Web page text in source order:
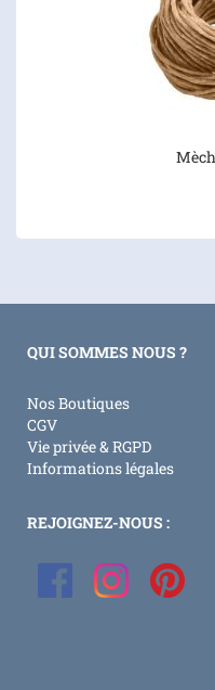
QUI SOMMES NOUS ?
Nos Boutiques
CGV
Vie privée & RGPD
Informations légales
REJOIGNEZ-NOUS :